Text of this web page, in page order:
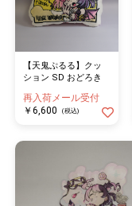
【天鬼ぷるる】クッ
ション SD おどろき
再入荷メール受付
￥6,600
(税込)